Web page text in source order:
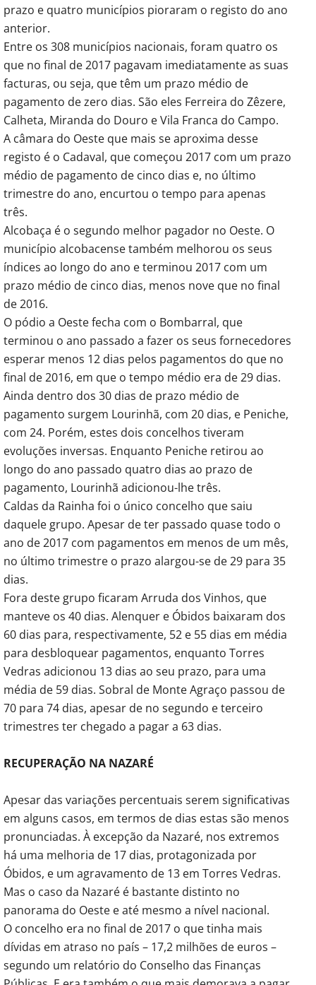
prazo e quatro municípios pioraram o registo do ano
anterior.
Entre os 308 municípios nacionais, foram quatro os
que no final de 2017 pagavam imediatamente as suas
facturas, ou seja, que têm um prazo médio de
pagamento de zero dias. São eles Ferreira do Zêzere,
Calheta, Miranda do Douro e Vila Franca do Campo.
A câmara do Oeste que mais se aproxima desse
registo é o Cadaval, que começou 2017 com um prazo
médio de pagamento de cinco dias e, no último
trimestre do ano, encurtou o tempo para apenas
três.
Alcobaça é o segundo melhor pagador no Oeste. O
município alcobacense também melhorou os seus
índices ao longo do ano e terminou 2017 com um
prazo médio de cinco dias, menos nove que no final
de 2016.
O pódio a Oeste fecha com o Bombarral, que
terminou o ano passado a fazer os seus fornecedores
esperar menos 12 dias pelos pagamentos do que no
final de 2016, em que o tempo médio era de 29 dias.
Ainda dentro dos 30 dias de prazo médio de
pagamento surgem Lourinhã, com 20 dias, e Peniche,
com 24. Porém, estes dois concelhos tiveram
evoluções inversas. Enquanto Peniche retirou ao
longo do ano passado quatro dias ao prazo de
pagamento, Lourinhã adicionou-lhe três.
Caldas da Rainha foi o único concelho que saiu
daquele grupo. Apesar de ter passado quase todo o
ano de 2017 com pagamentos em menos de um mês,
no último trimestre o prazo alargou-se de 29 para 35
dias.
Fora deste grupo ficaram Arruda dos Vinhos, que
manteve os 40 dias. Alenquer e Óbidos baixaram dos
60 dias para, respectivamente, 52 e 55 dias em média
para desbloquear pagamentos, enquanto Torres
Vedras adicionou 13 dias ao seu prazo, para uma
média de 59 dias. Sobral de Monte Agraço passou de
70 para 74 dias, apesar de no segundo e terceiro
trimestres ter chegado a pagar a 63 dias.
RECUPERAÇÃO NA NAZARÉ
Apesar das variações percentuais serem significativas
em alguns casos, em termos de dias estas são menos
pronunciadas. À excepção da Nazaré, nos extremos
há uma melhoria de 17 dias, protagonizada por
Óbidos, e um agravamento de 13 em Torres Vedras.
Mas o caso da Nazaré é bastante distinto no
panorama do Oeste e até mesmo a nível nacional.
O concelho era no final de 2017 o que tinha mais
dívidas em atraso no país – 17,2 milhões de euros –
segundo um relatório do Conselho das Finanças